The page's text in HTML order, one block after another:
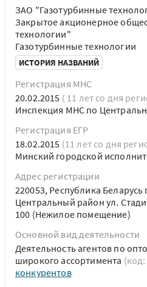
ЗАО "Газотурбинные
Закрытое акционерное
технологии"
Газотурбинные технологии
ИСТОРИЯ НАЗВАНИЙ
Регистрация МНС
20.02.2015 ( 11 лет со дня
Инспекция МНС по
Регистрация ЕГР
18.02.2015 (11 лет со дня
Минский городской
Адрес регистрации
220053, Республика Беларусь
Центральный район ул.
100 (Нежилое помещение)
Основной вид деятельности
Деятельность агентов по
широкого ассортимента (код:
конкурентов